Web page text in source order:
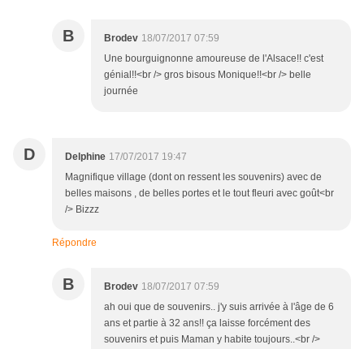
B Brodev 18/07/2017 07:59
Une bourguignonne amoureuse de l'Alsace!! c'est
génial!!<br /> gros bisous Monique!!<br /> belle
journée
D Delphine 17/07/2017 19:47
Magnifique village (dont on ressent les souvenirs) avec de
belles maisons , de belles portes et le tout fleuri avec goût<br
/> Bizzz
Répondre
B Brodev 18/07/2017 07:59
ah oui que de souvenirs.. j'y suis arrivée à l'âge de 6
ans et partie à 32 ans!! ça laisse forcément des
souvenirs et puis Maman y habite toujours..<br />